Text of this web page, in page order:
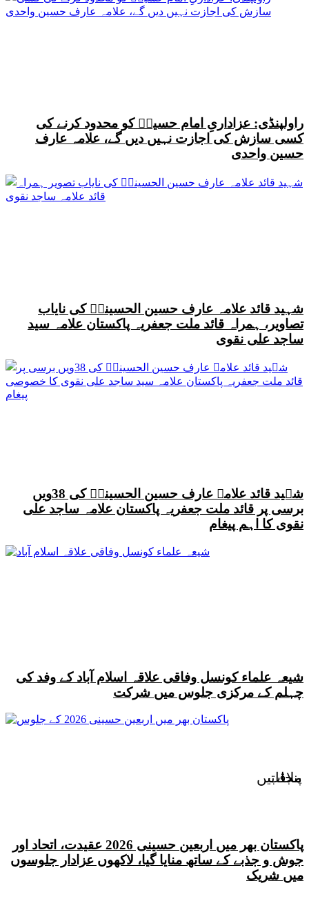
پنجاب
ملاقاتیں
راولپنڈی: عزاداریِ امام حسینؑ کو محدود کرنے کی
کسی سازش کی اجازت نہیں دیں گے، علامہ عارف
حسین واحدی
شہید قائد علامہ عارف حسین الحسینیؒ کی نایاب
تصاویر، ہمراہ قائد ملت جعفریہ پاکستان علامہ سید
ساجد علی نقوی
شہید قائد علامہ عارف حسین الحسینیؒ کی 38ویں
برسی پر قائد ملت جعفریہ پاکستان علامہ ساجد علی
نقوی کا اہم پیغام
شیعہ علماء کونسل وفاقی علاقہ اسلام آباد کے وفد کی
چہلم کے مرکزی جلوس میں شرکت
پاکستان بھر میں اربعین حسینی 2026 عقیدت، اتحاد اور
جوش و جذبے کے ساتھ منایا گیا، لاکھوں عزادار جلوسوں
میں شریک